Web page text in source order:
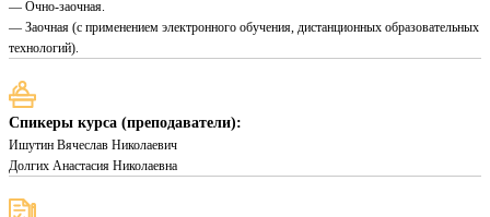
— Очно-заочная.
— Заочная (с применением электронного обучения, дистанционных образовательных
технологий).
Спикеры курса (преподаватели):
Ишутин Вячеслав Николаевич
Долгих Анастасия Николаевна